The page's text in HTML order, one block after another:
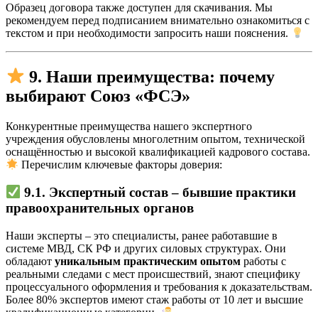
Образец договора также доступен для скачивания. Мы
рекомендуем перед подписанием внимательно ознакомиться с
текстом и при необходимости запросить наши пояснения.
9. Наши преимущества: почему
выбирают Союз «ФСЭ»
Конкурентные преимущества нашего экспертного
учреждения обусловлены многолетним опытом, технической
оснащённостью и высокой квалификацией кадрового состава.
Перечислим ключевые факторы доверия:
9.1. Экспертный состав – бывшие практики
правоохранительных органов
Наши эксперты – это специалисты, ранее работавшие в
системе МВД, СК РФ и других силовых структурах. Они
обладают уникальным практическим опытом работы с
реальными следами с мест происшествий, знают специфику
процессуального оформления и требования к доказательствам.
Более 80% экспертов имеют стаж работы от 10 лет и высшие